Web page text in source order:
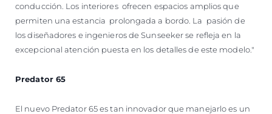
conducción. Los interiores ofrecen espacios amplios que
permiten una estancia prolongada a bordo. La pasión de
los diseñadores e ingenieros de Sunseeker se refleja en la
excepcional atención puesta en los detalles de este modelo."
Predator 65
El nuevo Predator 65 es tan innovador que manejarlo es un